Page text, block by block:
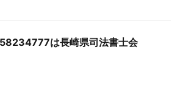
は長崎県司法書士会